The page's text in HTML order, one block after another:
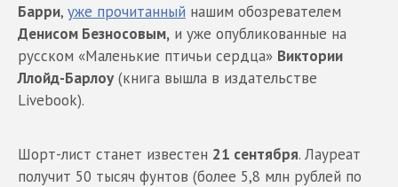
Барри, уже прочитанный нашим обозревателем
Денисом Безносовым, и уже опубликованные на
русском «Маленькие птичьи сердца» Виктории
Ллойд-Барлоу (книга вышла в издательстве
Livebook).
Шорт-лист станет известен 21 сентября. Лауреат
получит 50 тысяч фунтов (более 5,8 млн рублей по